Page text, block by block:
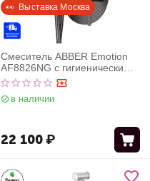
👀  Выставка Москва
Смеситель ABBER Emotion
AF8826NG с гигиеническим
душем, оружейная сталь
в наличии
22 100₽